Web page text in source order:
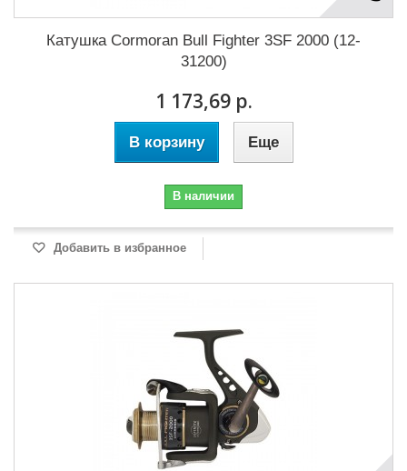
Катушка Cormoran Bull Fighter 3SF 2000 (12-
31200)
1 173,69 р.
В корзину Еще
В наличии
Добавить в избранное